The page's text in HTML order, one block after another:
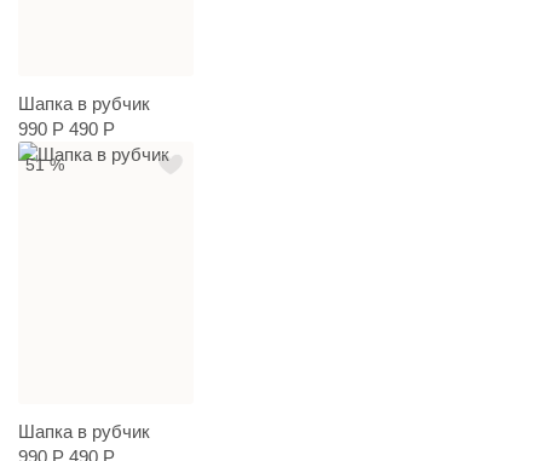
Шапка в рубчик
990 Р 490 Р
51 %
Шапка в рубчик